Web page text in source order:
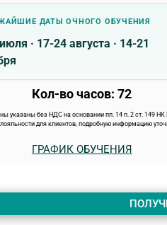
ДАТЫ ОЧНОГО ОБУЧЕНИЯ
· 17-24 августа · 14-21
Кол-во часов: 72
указаны без НДС на основании пп. 14 п. 2 ст. 149
для клиентов, подробную информацию
ГРАФИК ОБУЧЕНИЯ